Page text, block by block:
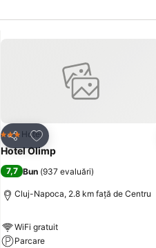
Distribuiți
Adăugaţi la favorite
3 SteleHotel
Hotel Olimp
7,7 Bun (937 evaluări)
Cluj-Napoca, 2.8 km faţă de Centru
WiFi gratuit
Parcare